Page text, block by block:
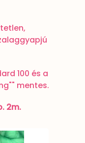
100 és a
mentes.
2m.